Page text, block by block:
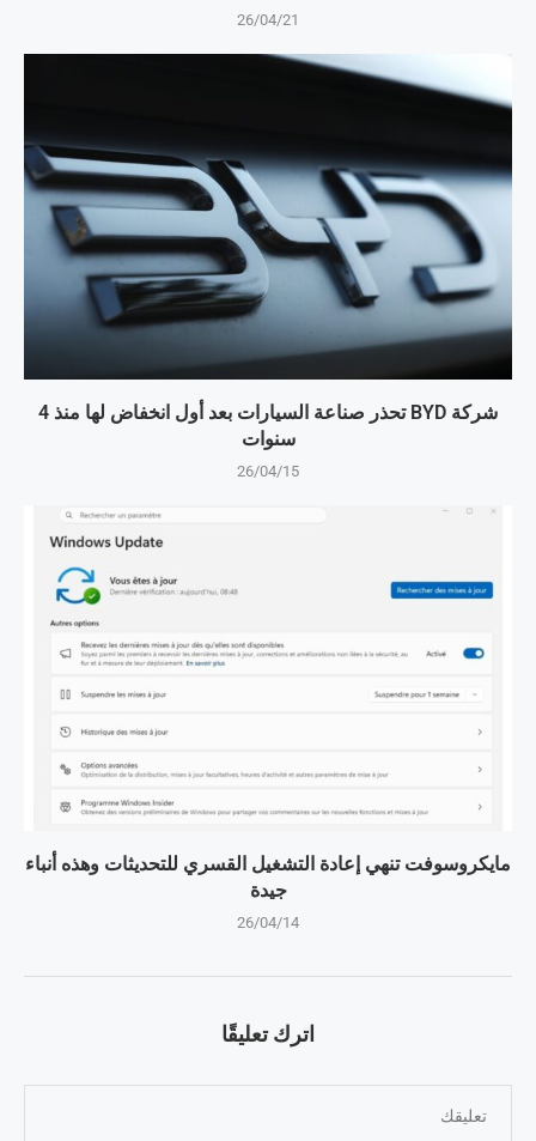
26/04/21
شركة BYD تحذر صناعة السيارات بعد أول انخفاض لها منذ 4
سنوات
26/04/15
مايكروسوفت تنهي إعادة التشغيل القسري للتحديثات وهذه أنباء
جيدة
26/04/14
اترك تعليقًا